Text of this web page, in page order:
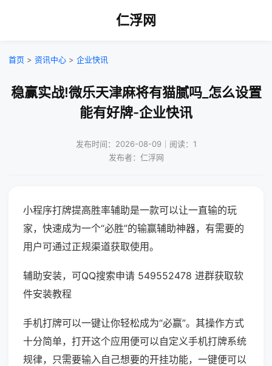
仁浮网
首页 > 资讯中心 > 企业快讯
稳赢实战!微乐天津麻将有猫腻吗_怎么设置
能有好牌-企业快讯
发布时间：2026-08-09｜阅读：1
发布者：仁浮网
小程序打牌提高胜率辅助是一款可以让一直输的玩
家，快速成为一个“必胜”的输赢辅助神器，有需要的
用户可通过正规渠道获取使用。
辅助安装，可QQ搜索申请 549552478 进群获取软
件安装教程
手机打牌可以一键让你轻松成为“必赢”。其操作方式
十分简单，打开这个应用便可以自定义手机打牌系统
规律，只需要输入自己想要的开挂功能，一键便可以